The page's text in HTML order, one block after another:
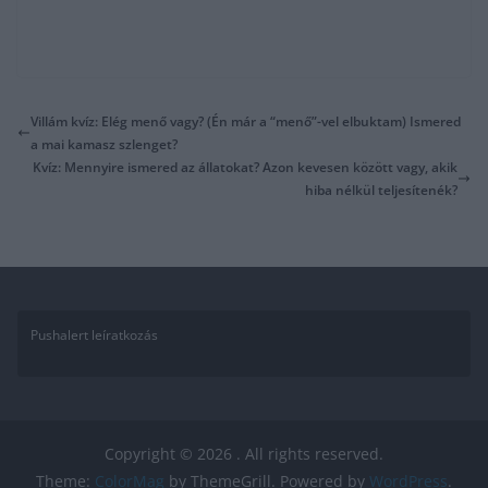
Villám kvíz: Elég menő vagy? (Én már a “menő”-vel elbuktam) Ismered
a mai kamasz szlenget?
Kvíz: Mennyire ismered az állatokat? Azon kevesen között vagy, akik
hiba nélkül teljesítenék?
Pushalert leíratkozás
Copyright © 2026 . All rights reserved.
Theme: ColorMag by ThemeGrill. Powered by WordPress.